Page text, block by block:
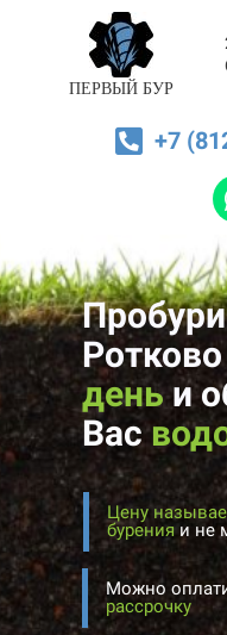
ПЕРВЫЙ БУР
+7
Ротково
деньи
Вас
Цену
буренияи не
Можно
рассрочку